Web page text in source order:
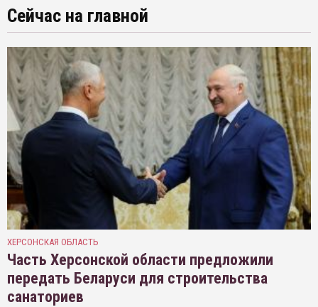
Сейчас на главной
ХЕРСОНСКАЯ ОБЛАСТЬ
Часть Херсонской области предложили
передать Беларуси для строительства
санаториев